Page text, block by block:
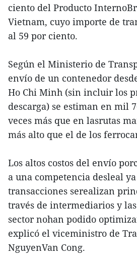
ciento del Producto
Vietnam, cuyo importe de
al 59 por ciento.
Según el Ministerio de
envío de un contenedor
Ho Chi Minh (sin incluir los
descarga) se estiman en mil
veces más que en lasrutas
más alto que el de los
Los altos costos del envío
a una competencia desleal
transacciones serealizan
través de intermediarios y
sector nohan podido
explicó el viceministro de
NguyenVan Cong.